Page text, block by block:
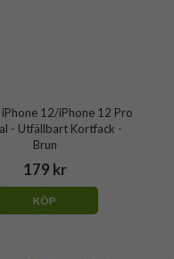
iPhone 12/iPhone 12 Pro
- Utfällbart Kortfack -
Brun
179 kr
KÖP